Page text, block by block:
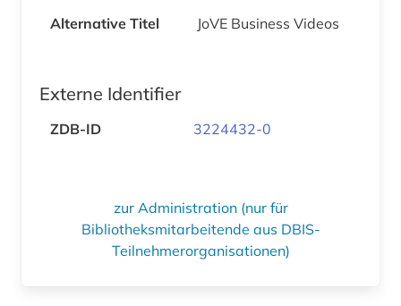
Alternative Titel JoVE Business Videos
Externe Identifier
ZDB-ID 3224432-0
zur Administration (nur für
Bibliotheksmitarbeitende aus DBIS-
Teilnehmerorganisationen)